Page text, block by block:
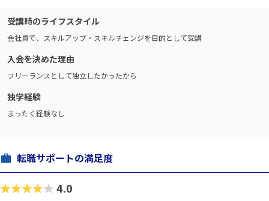
受講時のライフスタイル
会社員で、スキルアップ・スキルチェンジを目的として受講
入会を決めた理由
フリーランスとして独立したかったから
独学経験
まったく経験なし
転職サポートの満足度
★★★★★4.0